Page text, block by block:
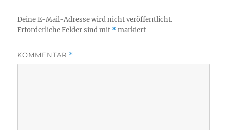
Deine E-Mail-Adresse wird nicht veröffentlicht.
Erforderliche Felder sind mit *markiert
KOMMENTAR *